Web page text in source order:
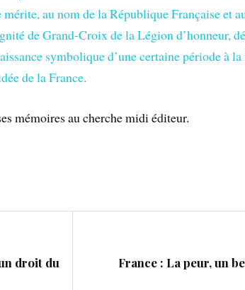
au nom de la République Française et
de Grand-Croix de la Légion d’honneur,
symbolique d’une certaine période à la
de la France.
mémoires au cherche midi éditeur.
droit du
France : La peur, un